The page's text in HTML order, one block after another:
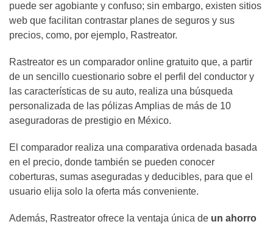
puede ser agobiante y confuso; sin embargo, existen sitios
web que facilitan contrastar planes de seguros y sus
precios, como, por ejemplo, Rastreator.
Rastreator es un comparador online gratuito que, a partir
de un sencillo cuestionario sobre el perfil del conductor y
las características de su auto, realiza una búsqueda
personalizada de las pólizas Amplias de más de 10
aseguradoras de prestigio en México.
El comparador realiza una comparativa ordenada basada
en el precio, donde también se pueden conocer
coberturas, sumas aseguradas y deducibles, para que el
usuario elija solo la oferta más conveniente.
Además, Rastreator ofrece la ventaja única de un ahorro